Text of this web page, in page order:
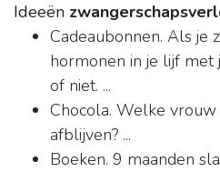
Ideeën
Cadeaubonnen. Als je
hormonen in je lijf met
of niet. ...
Chocola. Welke
afblijven? ...
Boeken. 9 maanden